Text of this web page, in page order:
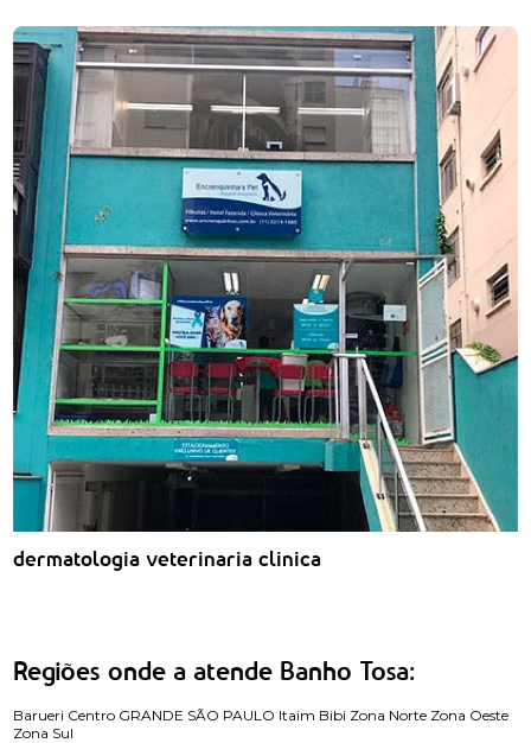
dermatologia veterinaria clinica
Regiões onde a atende Banho Tosa:
Barueri Centro GRANDE SÃO PAULO Itaim Bibi Zona Norte Zona Oeste
Zona Sul